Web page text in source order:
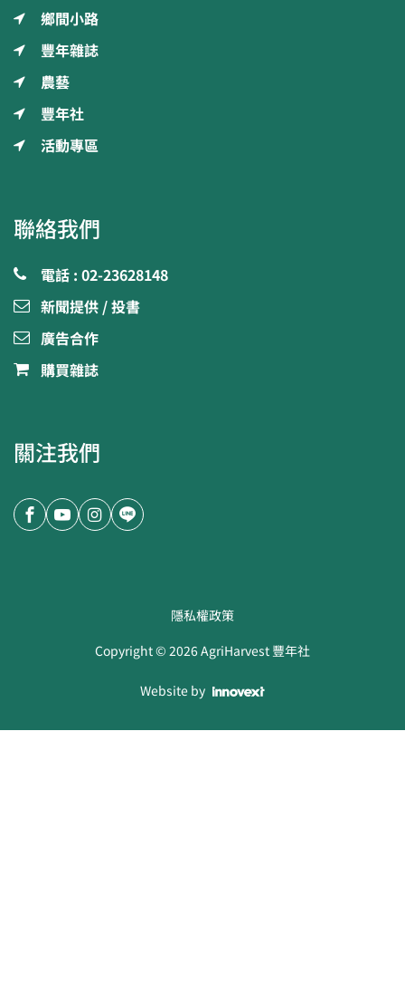
鄉間小路
豐年雜誌
農藝
豐年社
活動專區
聯絡我們
電話 : 02-23628148
新聞提供 / 投書
廣告合作
購買雜誌
關注我們
隱私權政策
Copyright ©2026AgriHarvest 豐年社
Website by